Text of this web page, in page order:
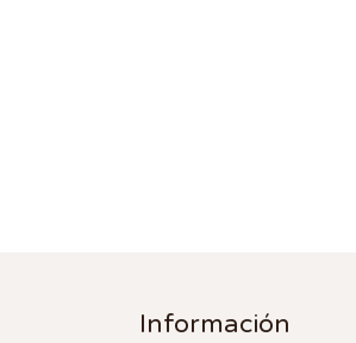
Información